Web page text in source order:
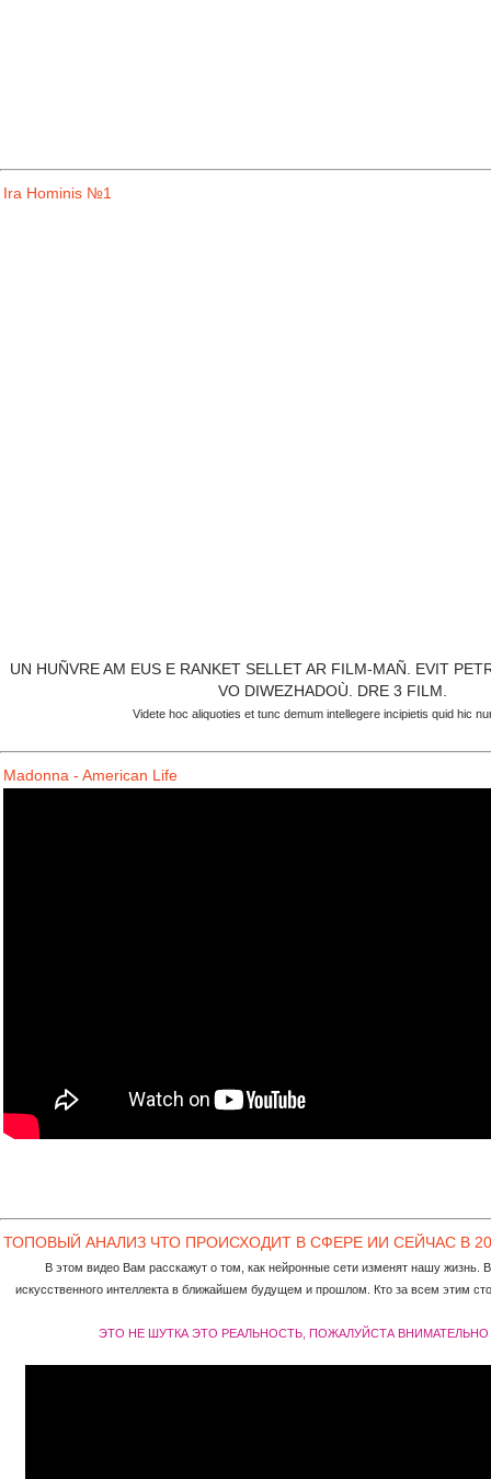
Ira Hominis №1
UN HUÑVRE AM EUS E RANKET SELLET AR FILM-MAÑ. EVIT
VO DIWEZHADOÙ. DRE 3 FILM.
Videte hoc aliquoties et tunc demum intellegere incipietis quid hic
Madonna - American Life
ТОПОВЫЙ АНАЛИЗ ЧТО ПРОИСХОДИТ В СФЕРЕ ИИ СЕЙЧАС В
В этом видео Вам расскажут о том, как нейронные сети изменят нашу жизнь.
искусственного интеллекта в ближайшем будущем и прошлом. Кто за всем этим
ЭТО НЕ ШУТКА ЭТО РЕАЛЬНОСТЬ, ПОЖАЛУЙСТА